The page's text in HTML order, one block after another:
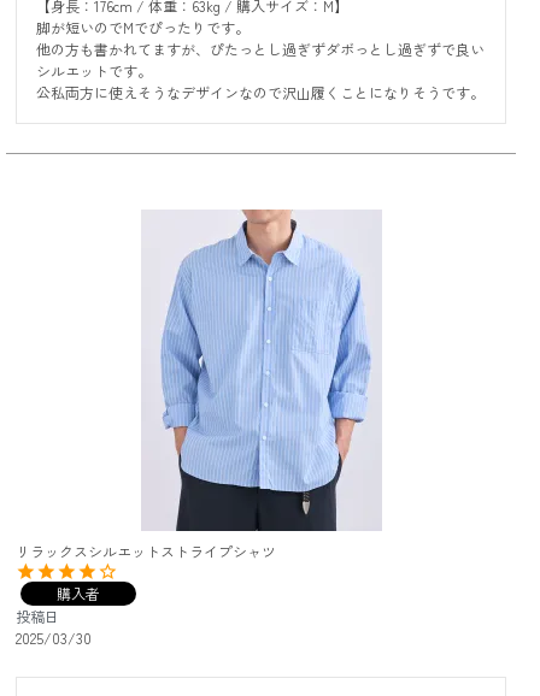
【身長：176cm / 体重：63kg / 購入サイズ：M】
脚が短いのでMでぴったりです。
他の方も書かれてますが、ぴたっとし過ぎずダボっとし過ぎずで良い
シルエットです。
公私両方に使えそうなデザインなので沢山履くことになりそうです。
リラックスシルエットストライプシャツ
購入者
投稿日
2025/03/30